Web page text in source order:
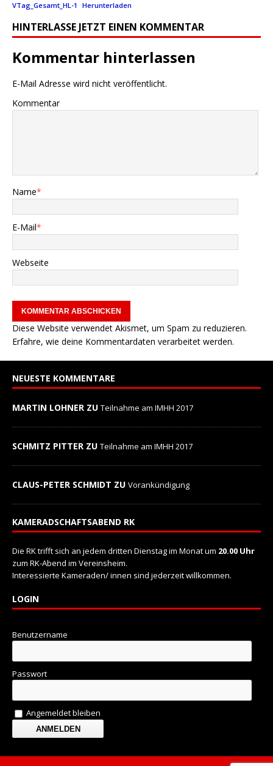
VTag_Gesamt_HL-1 Herunterladen
HINTERLASSE JETZT EINEN KOMMENTAR
Kommentar hinterlassen
E-Mail Adresse wird nicht veröffentlicht.
Kommentar
Name*
E-Mail*
Webseite
Diese Website verwendet Akismet, um Spam zu reduzieren.
Erfahre, wie deine Kommentardaten verarbeitet werden.
NEUESTE KOMMENTARE
MARTIN LOHNER ZU Teilnahme am IMHH 2017
SCHMITZ PITTER ZU Teilnahme am IMHH 2017
CLAUS-PETER SCHMIDT ZU Vorankündigung
KAMERADSCHAFTSABEND RK
Die RK trifft sich an jedem dritten Dienstag im Monat um 20.00 Uhr
zum RK-Abend im Vereinsheim.
Interessierte Kameraden/ innen sind jederzeit willkommen.
LOGIN
Benutzername
Passwort
Angemeldet bleiben